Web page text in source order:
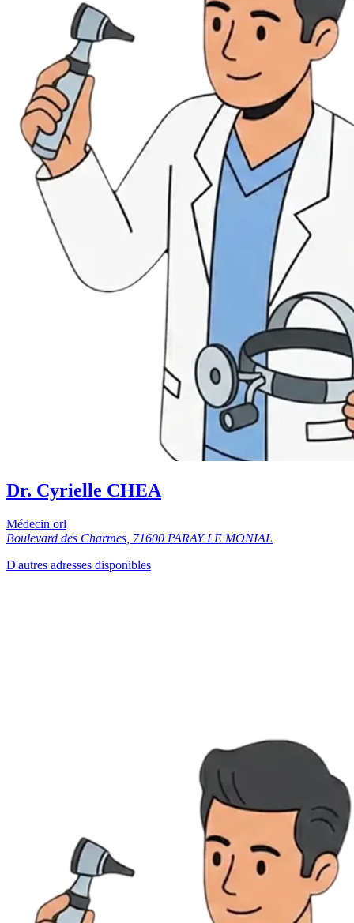
Dr. Cyrielle CHEA
Médecin orl
Boulevard des Charmes, 71600 PARAY LE MONIAL
D'autres adresses disponibles